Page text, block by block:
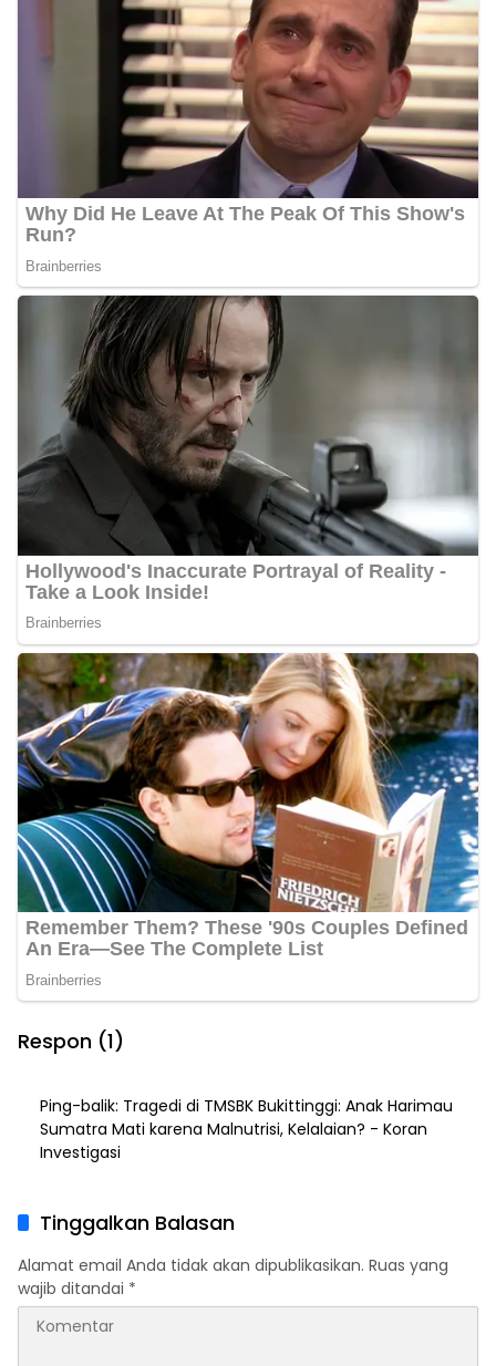
Respon (1)
Ping-balik: Tragedi di TMSBK Bukittinggi: Anak Harimau
Sumatra Mati karena Malnutrisi, Kelalaian? - Koran
Investigasi
Tinggalkan Balasan
Alamat email Anda tidak akan dipublikasikan. Ruas yang
wajib ditandai *